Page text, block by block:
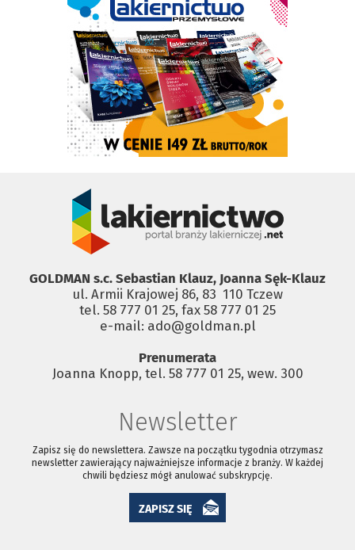
GOLDMAN s.c. Sebastian Klauz, Joanna Sęk-Klauz
ul. Armii Krajowej 86, 83 ­ 110 Tczew
tel. 58 777 01 25, fax 58 777 01 25
e-mail: ado@goldman.pl
Prenumerata
Joanna Knopp, tel. 58 777 01 25, wew. 300
Newsletter
Zapisz się do newslettera. Zawsze na początku tygodnia otrzymasz
newsletter zawierający najważniejsze informacje z branży. W każdej
chwili będziesz mógł anulować subskrypcję.
ZAPISZ SIĘ